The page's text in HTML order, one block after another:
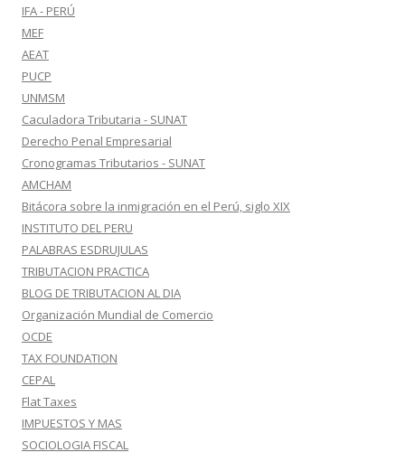
IFA - PERÚ
MEF
AEAT
PUCP
UNMSM
Caculadora Tributaria - SUNAT
Derecho Penal Empresarial
Cronogramas Tributarios - SUNAT
AMCHAM
Bitácora sobre la inmigración en el Perú, siglo XIX
INSTITUTO DEL PERU
PALABRAS ESDRUJULAS
TRIBUTACION PRACTICA
BLOG DE TRIBUTACION AL DIA
Organización Mundial de Comercio
OCDE
TAX FOUNDATION
CEPAL
Flat Taxes
IMPUESTOS Y MAS
SOCIOLOGIA FISCAL